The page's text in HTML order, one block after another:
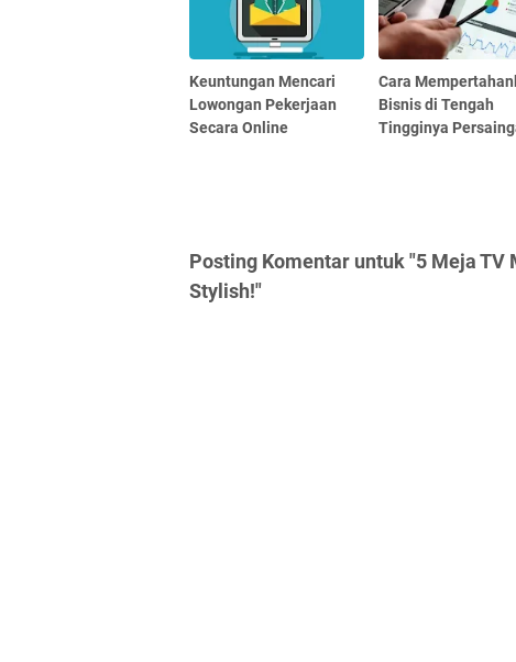
Keuntungan Mencari
Lowongan Pekerjaan
Secara Online
Cara
Bisnis di Tengah
Tingginya
Posting Komentar untuk "5 Meja TV
Stylish!"